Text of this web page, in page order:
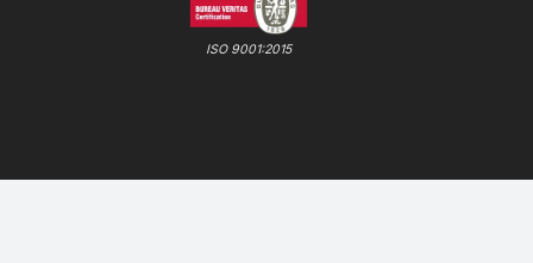
ISO 9001:2015